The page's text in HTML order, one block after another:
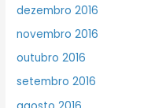
dezembro 2016
novembro 2016
outubro 2016
setembro 2016